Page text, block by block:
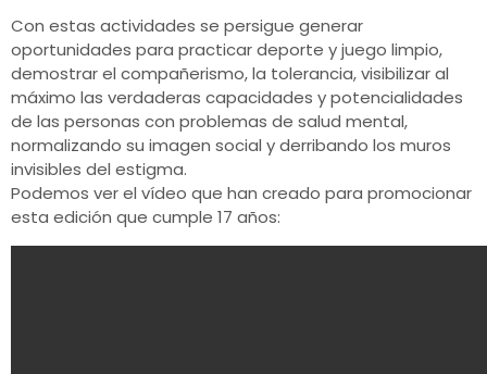
Con estas actividades se persigue generar
oportunidades para practicar deporte y juego limpio,
demostrar el compañerismo, la tolerancia, visibilizar al
máximo las verdaderas capacidades y potencialidades
de las personas con problemas de salud mental,
normalizando su imagen social y derribando los muros
invisibles del estigma.
Podemos ver el vídeo que han creado para promocionar
esta edición que cumple 17 años: